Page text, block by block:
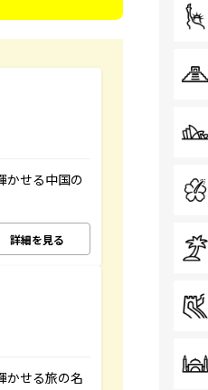
かせる中国の
詳細を見る
かせる旅の名